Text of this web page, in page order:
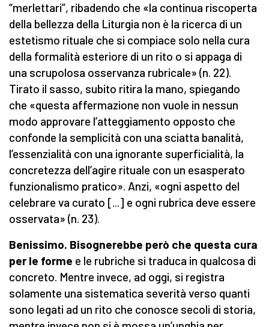
“merlettari”, ribadendo che «la continua riscoperta
della bellezza della Liturgia non è la ricerca di un
estetismo rituale che si compiace solo nella cura
della formalità esteriore di un rito o si appaga di
una scrupolosa osservanza rubricale» (n. 22).
Tirato il sasso, subito ritira la mano, spiegando
che «questa affermazione non vuole in nessun
modo approvare l’atteggiamento opposto che
confonde la semplicità con una sciatta banalità,
l’essenzialità con una ignorante superficialità, la
concretezza dell’agire rituale con un esasperato
funzionalismo pratico». Anzi, «ogni aspetto del
celebrare va curato [...] e ogni rubrica deve essere
osservata» (n. 23).
Benissimo. Bisognerebbe però che questa cura
per le forme e le rubriche si traduca in qualcosa di
concreto. Mentre invece, ad oggi, si registra
solamente una sistematica severità verso quanti
sono legati ad un rito che conosce secoli di storia,